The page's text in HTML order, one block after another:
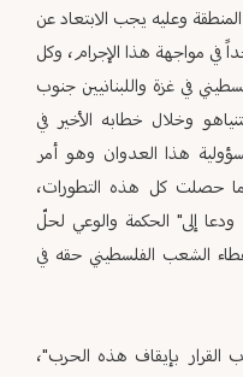
وعليه يجب الابتعاد عن
في مواجهة هذا الإجرام، وكل
في غزة واللبنانيين جنوب
وخلال خطابه الأخير في
هذا العدوان وهو أمر
لما حصلت كل هذه التطورات،
إلى" الحكمة والوعي لحلّ
الشعب الفلسطيني حقه في
القرار بإيقاف هذه الحرب"،